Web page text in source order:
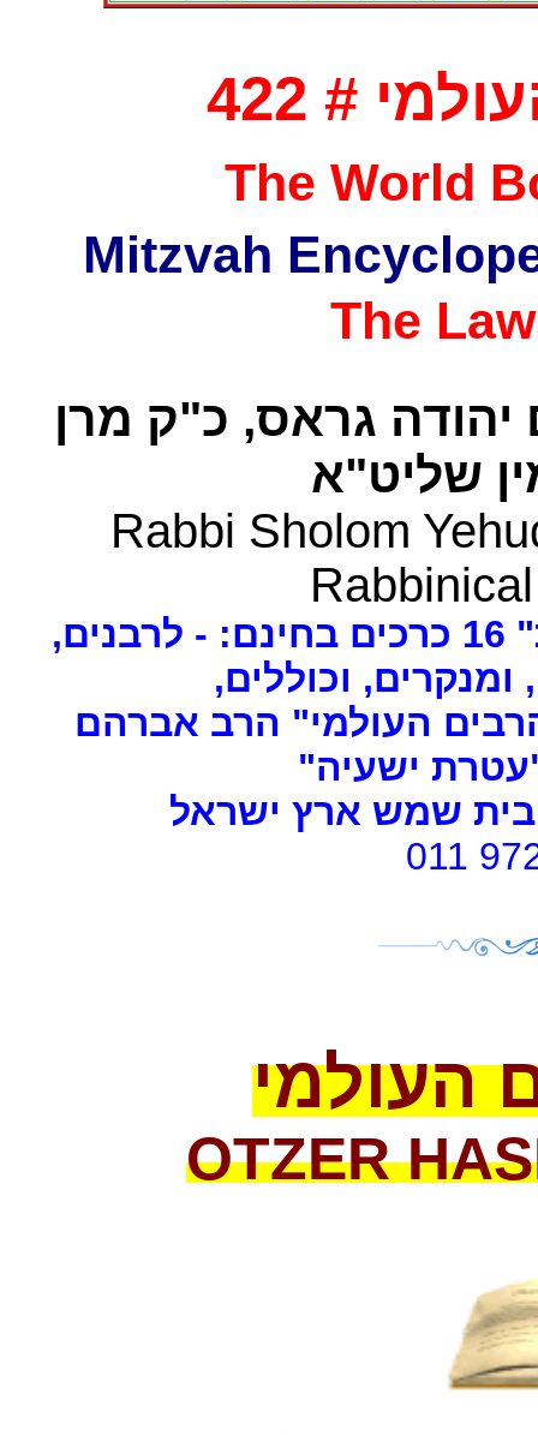
# 422
The World
The
גראס, כ"ק מרן
שליט"א
Rabbi Sholom
ומנקרים, וכוללים,
העולמי" הרב אברהם
ישעיה"
שמש ארץ ישראל
011
העולמי
OTZER